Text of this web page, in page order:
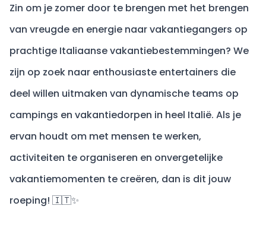
Zin om je zomer door te brengen met het brengen
van vreugde en energie naar vakantiegangers op
prachtige Italiaanse vakantiebestemmingen? We
zijn op zoek naar enthousiaste entertainers die
deel willen uitmaken van dynamische teams op
campings en vakantiedorpen in heel Italië. Als je
ervan houdt om met mensen te werken,
activiteiten te organiseren en onvergetelijke
vakantiemomenten te creëren, dan is dit jouw
roeping! 🇮🇹✨